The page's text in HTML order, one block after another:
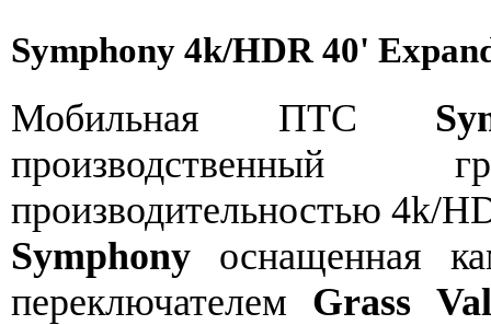
Symphony 4k/HDR 40'
Мобильная ПТС
производительностью 4k/
Symphony оснащенная
переключателем Grass